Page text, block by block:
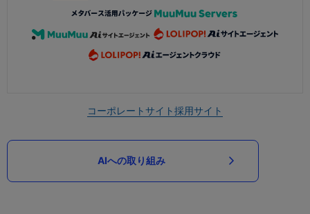
コーポレートサイト採用サイト
AIへの取り組み